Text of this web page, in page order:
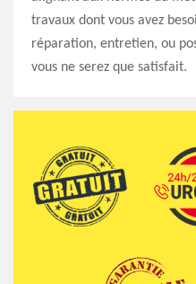
travaux dont vous avez
réparation, entretien, ou
vous ne serez que satisfait.